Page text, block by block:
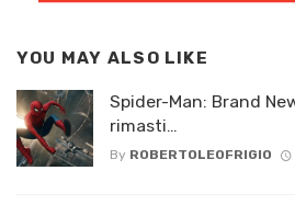
YOU MAY ALSO LIKE
Spider-Man: Brand
rimasti…
By ROBERTOLEOFRIGIO